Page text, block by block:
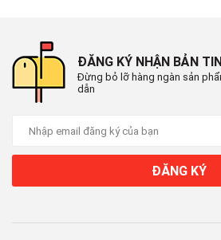
*Hình ảnh chỉ mang tính chất minh họa
Khối lượng giặt 9 kg,
cho gia đình từ 3 - 5
Máy giặt Electrolux 9 kgcó khối lượng
những hộ gia đình có từ 3 - 5 thành
ĐĂNG KÝ NHẬN BẢN
Đừng bỏ lỡ hàng ngàn sản
dẫn
ĐĂNG KÝ